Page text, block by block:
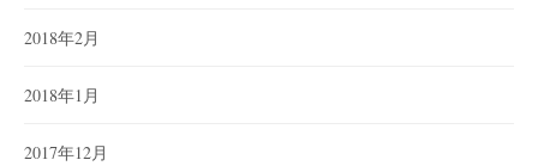
2018年2月
2018年1月
2017年12月